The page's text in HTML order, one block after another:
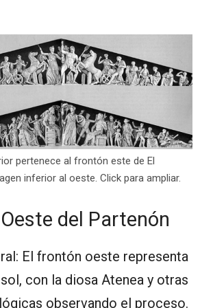
pertenece al frontón este de El
inferior al oeste. Click para ampliar.
del Partenón
El frontón oeste representa
con la diosa Atenea y otras
observando el proceso.